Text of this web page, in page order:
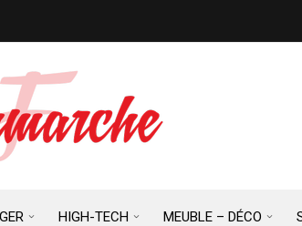
HIGH-TECH MEUBLE – DÉCO